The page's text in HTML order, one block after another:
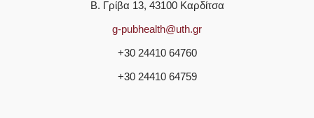
Β. Γρίβα 13, 43100 Καρδίτσα
g-pubhealth@uth.gr
+30 24410 64760
+30 24410 64759